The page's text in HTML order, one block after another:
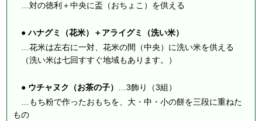
…対の徳利＋中央に盃（おちょこ）を供える
● ハナグミ（花米）＋アライグミ（洗い米）
…花米は左右に一対、花米の間（中央）に洗い米を供える
（洗い米は七回すすぐ地域もあります。）
● ウチャヌク（お茶の子） …3飾り（3組）
…もち粉で作ったおもちを、大・中・小の餅を三段に重ねた
もの